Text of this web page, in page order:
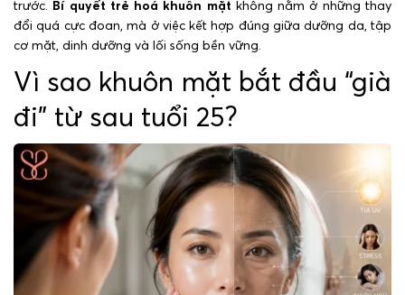
trước. Bí quyết trẻ hoá khuôn mặt không nằm ở những thay
đổi quá cực đoan, mà ở việc kết hợp đúng giữa dưỡng da, tập
cơ mặt, dinh dưỡng và lối sống bền vững.
Vì sao khuôn mặt bắt đầu “già
đi” từ sau tuổi 25?